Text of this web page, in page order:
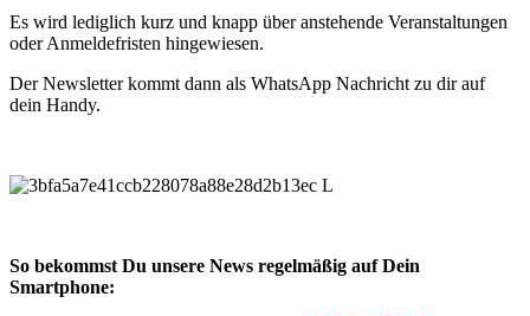
Es wird lediglich kurz und knapp über anstehende Veranstaltungen
oder Anmeldefristen hingewiesen.
Der Newsletter kommt dann als WhatsApp Nachricht zu dir auf
dein Handy.
So bekommst Du unsere News regelmäßig auf Dein
Smartphone: